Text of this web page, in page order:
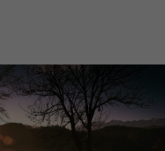
usunięcia lub
sprzeciw oraz
zgodnej z
usług, w tym
jest niezbędność